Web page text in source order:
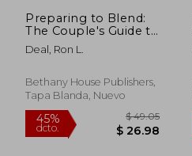
Preparing to Blend:
The Couple's Guide to
Becoming a Smart
Stepfamily (en Inglés)
Deal, Ron L.
Bethany House Publishers,
Tapa Blanda, Nuevo